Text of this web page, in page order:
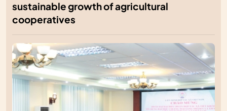
sustainable growth of agricultural
cooperatives